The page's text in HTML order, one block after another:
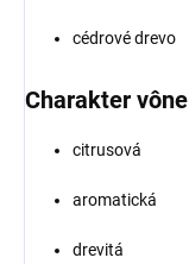
cédrové drevo
Charakter vône
citrusová
aromatická
drevitá